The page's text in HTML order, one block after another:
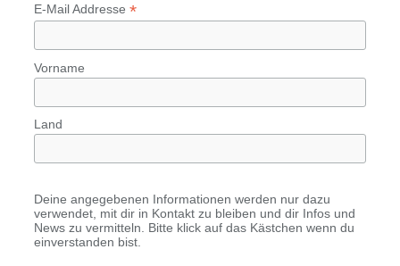
E-Mail Addresse *
Vorname
Land
Deine angegebenen Informationen werden nur dazu
verwendet, mit dir in Kontakt zu bleiben und dir Infos und
News zu vermitteln. Bitte klick auf das Kästchen wenn du
einverstanden bist.